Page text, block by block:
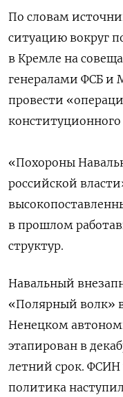
По словам
ситуацию вокруг
в Кремле на
генералами ФСБ и
провести
конституционного
«Похороны
российской
в прошлом
структур.
Навальный
«Полярный волк»
Ненецком
этапирован в
летний срок. ФСИН
политика